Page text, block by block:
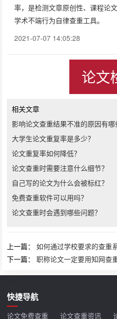
率，是检测文章原创性、课程论
学术不端行为自律查重工具。
2021-07-07 14:05:28
论文
相关文章
影响论文查重结果不准的原因有哪
大学生论文重复率是多少？
论文重复率如何降低？
论文查重时需要注意什么细节？
自己写的论文为什么会被标红？
免费查重软件可以用吗？
论文查重时会遇到哪些问题？
上一篇：如何通过学校要求的查重
下一篇：职称论文一定要用知网查
快捷导航
论文免费查重 论文查重资讯